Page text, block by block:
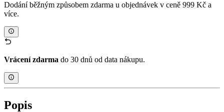
Dodání běžným způsobem zdarma u objednávek v ceně 999 Kč a
více.
Vrácení zdarma do 30 dnů od data nákupu.
Popis